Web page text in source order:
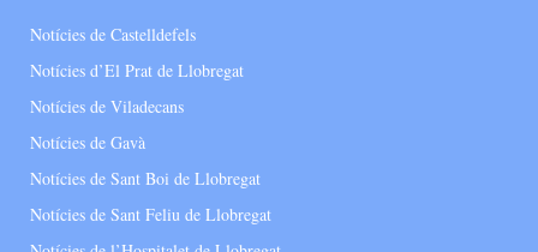
Notícies de Castelldefels
Notícies d’El Prat de Llobregat
Notícies de Viladecans
Notícies de Gavà
Notícies de Sant Boi de Llobregat
Notícies de Sant Feliu de Llobregat